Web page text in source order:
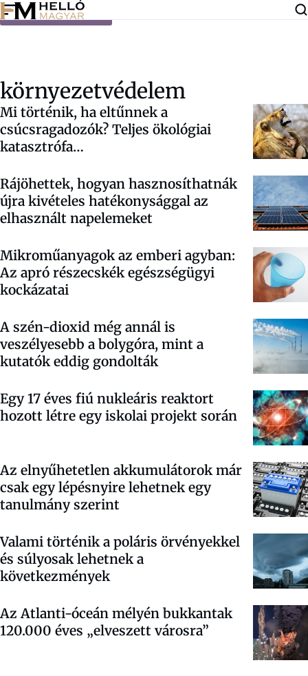
Ugrás a tartalomra
környezetvédelem
Mi történik, ha eltűnnek a
csúcsragadozók? Teljes ökológiai
katasztrófa…
Rájöhettek, hogyan hasznosíthatnák
újra kivételes hatékonysággal az
elhasznált napelemeket
Mikroműanyagok az emberi agyban:
Az apró részecskék egészségügyi
kockázatai
A szén-dioxid még annál is
veszélyesebb a bolygóra, mint a
kutatók eddig gondolták
Egy 17 éves fiú nukleáris reaktort
hozott létre egy iskolai projekt során
Az elnyűhetetlen akkumulátorok már
csak egy lépésnyire lehetnek egy
tanulmány szerint
Valami történik a poláris örvényekkel
és súlyosak lehetnek a
következmények
Az Atlanti-óceán mélyén bukkantak
120.000 éves „elveszett városra”